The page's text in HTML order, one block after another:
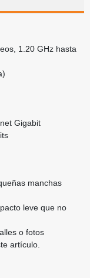
1.20 GHz hasta
Gigabit
manchas
leve que no
o fotos
artículo.